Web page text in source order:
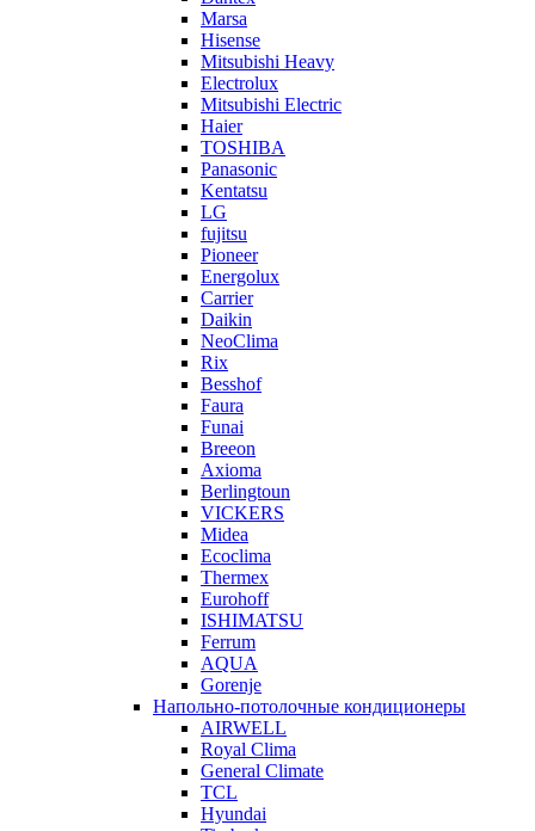
Marsa
Hisense
Mitsubishi Heavy
Electrolux
Mitsubishi Electric
Haier
TOSHIBA
Panasonic
Kentatsu
LG
fujitsu
Pioneer
Energolux
Carrier
Daikin
NeoClima
Rix
Besshof
Faura
Funai
Breeon
Axioma
Berlingtoun
VICKERS
Midea
Ecoclima
Thermex
Eurohoff
ISHIMATSU
Ferrum
AQUA
Gorenje
Напольно-потолочные кондиционеры
AIRWELL
Royal Clima
General Climate
TCL
Hyundai